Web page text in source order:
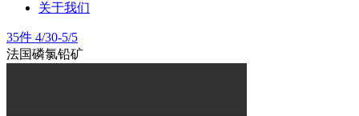
关于我们
35件 4/30-5/5
法国磷氯铅矿